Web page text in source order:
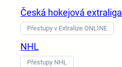
Česká hokejová extraliga
Přestupy v Extralize ONLINE
NHL
Přestupy NHL